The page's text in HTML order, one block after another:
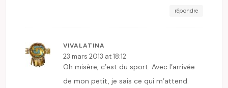
répondre
VIVALATINA
23 mars 2013 at 18:12
Oh misère, c’est du sport. Avec l’arrivée
de mon petit, je sais ce qui m’attend.